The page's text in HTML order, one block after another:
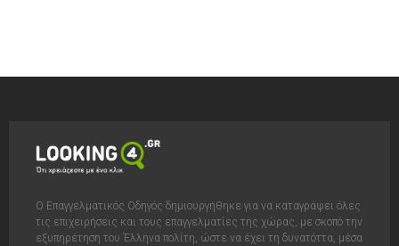
Ο Επαγγελματικός Οδηγός δημιουργήθηκε για να καταγράψει όλες
τις επιχειρήσεις και τους επαγγελματίες της χώρας, με σκοπό την
εξυπηρέτηση του Έλληνα πολίτη, ώστε να έχει τη δυνατόττα, μέσα